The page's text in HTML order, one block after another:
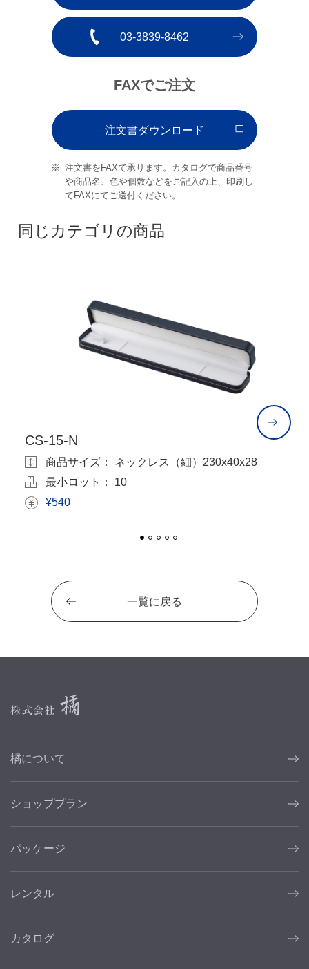
03-3839-8462
FAXでご注文
注文書ダウンロード
注文書をFAXで承ります。カタログで商品番号
や商品名、色や個数などをご記入の上、印刷し
てFAXにてご送付ください。
同じカテゴリの商品
CS-15-N
商品サイズ： ネックレス（細）230x40x28
最小ロット： 10
¥540
一覧に戻る
橘について
ショッププラン
パッケージ
レンタル
カタログ